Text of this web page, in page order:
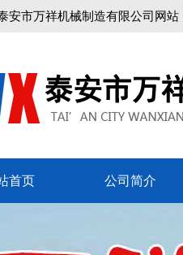
安市万祥机械制造有限公司网站
首页 公司简介